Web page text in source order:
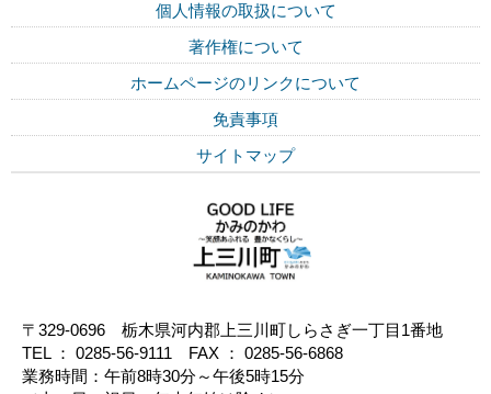
個人情報の取扱について
著作権について
ホームページのリンクについて
免責事項
サイトマップ
〒329-0696 栃木県河内郡上三川町しらさぎ一丁目1番地
TEL ： 0285-56-9111 FAX ： 0285-56-6868
業務時間：午前8時30分～午後5時15分